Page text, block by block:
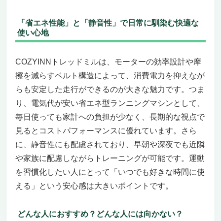
「省エネ性能」と「静音性」で日常に馴染む快適な
使い心地
COZYINNトレッドミルは、モーターの効率設計や摩
擦を減らすベルト構造によって、消費電力を抑えなが
らも安定した走行ができるのが大きな魅力です。つま
り、電気代が安い省エネ型ランニングマシンとして、
毎日使っても家計への負担が少なく、長期的な視点で
見るとコストパフォーマンスに優れています。さら
に、静音性にも配慮されており、早朝や深夜でも近隣
や家族に配慮しながらトレーニングが可能です。運動
を習慣化したい人にとって「いつでも好きな時間に使
える」という安心感は大きいポイントです。
どんな人におすすめ？どんな人には向かない？